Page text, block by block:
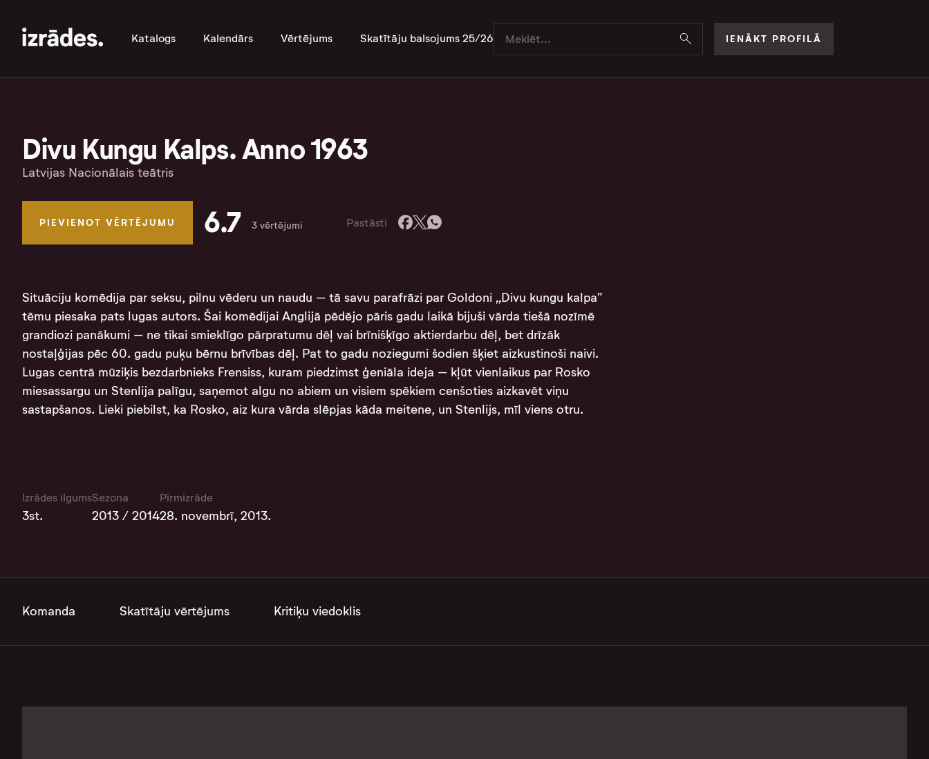
Katalogs Kalendārs Vērtējums Skatītāju balsojums 25/26 IENĀKT PROFILĀ
Divu Kungu Kalps. Anno 1963
Latvijas Nacionālais teātris
PIEVIENOT VĒRTĒJUMU 6.7 3 vērtējumi Pastāsti
Situāciju komēdija par seksu, pilnu vēderu un naudu – tā savu parafrāzi par Goldoni „Divu kungu kalpa”
tēmu piesaka pats lugas autors. Šai komēdijai Anglijā pēdējo pāris gadu laikā bijuši vārda tiešā nozīmē
grandiozi panākumi – ne tikai smieklīgo pārpratumu dēļ vai brīnišķīgo aktierdarbu dēļ, bet drīzāk
nostaļģijas pēc 60. gadu puķu bērnu brīvības dēļ. Pat to gadu noziegumi šodien šķiet aizkustinoši naivi.
Lugas centrā mūziķis bezdarbnieks Frensiss, kuram piedzimst ģeniāla ideja – kļūt vienlaikus par Rosko
miesassargu un Stenlija palīgu, saņemot algu no abiem un visiem spēkiem cenšoties aizkavēt viņu
sastapšanos. Lieki piebilst, ka Rosko, aiz kura vārda slēpjas kāda meitene, un Stenlijs, mīl viens otru.
Izrādes ilgums
3st.
Sezona
2013 / 2014
Pirmizrāde
28. novembrī, 2013.
Komanda Skatītāju vērtējums Kritiķu viedoklis